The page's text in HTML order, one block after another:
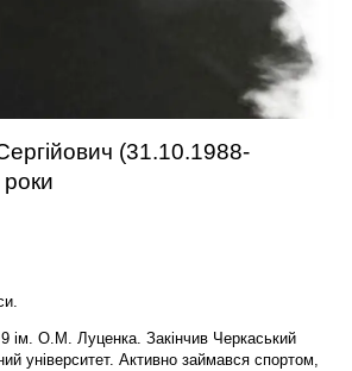
(31.10.1988-
9 ім. О.М. Луценка. Закінчив Черкаський
університет. Активно займався спортом,